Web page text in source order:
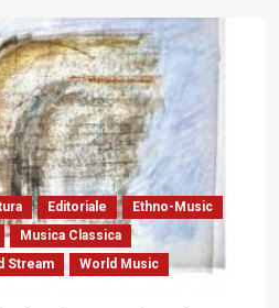
Editoriale
Ethno-Music
Musica Classica
Stream World Music